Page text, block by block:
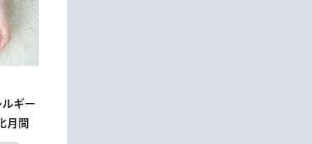
ギー
月間
調理